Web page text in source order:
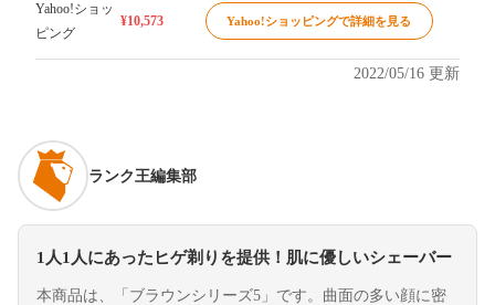
Yahoo!ショッ
ピング
¥10,573 Yahoo!ショッピングで詳細を見る
2022/05/16 更新
ランク王編集部
1人1人にあったヒゲ剃りを提供！肌に優しいシェーバー
本商品は、「ブラウンシリーズ5」です。曲面の多い顔に密